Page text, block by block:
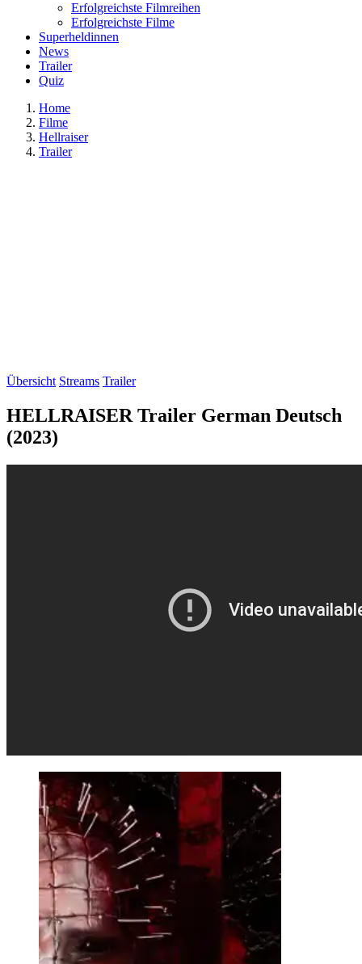
Erfolgreichste Filmreihen
Erfolgreichste Filme
Superheldinnen
News
Trailer
Quiz
Home
Filme
Hellraiser
Trailer
Übersicht Streams Trailer
HELLRAISER Trailer German Deutsch
(2023)